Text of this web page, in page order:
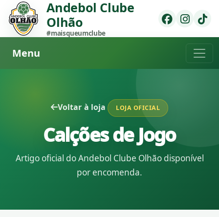
Andebol Clube
Olhão
#maisqueumclube
Menu
Voltar à loja LOJA OFICIAL
Calções de Jogo
Artigo oficial do Andebol Clube Olhão disponível
por encomenda.